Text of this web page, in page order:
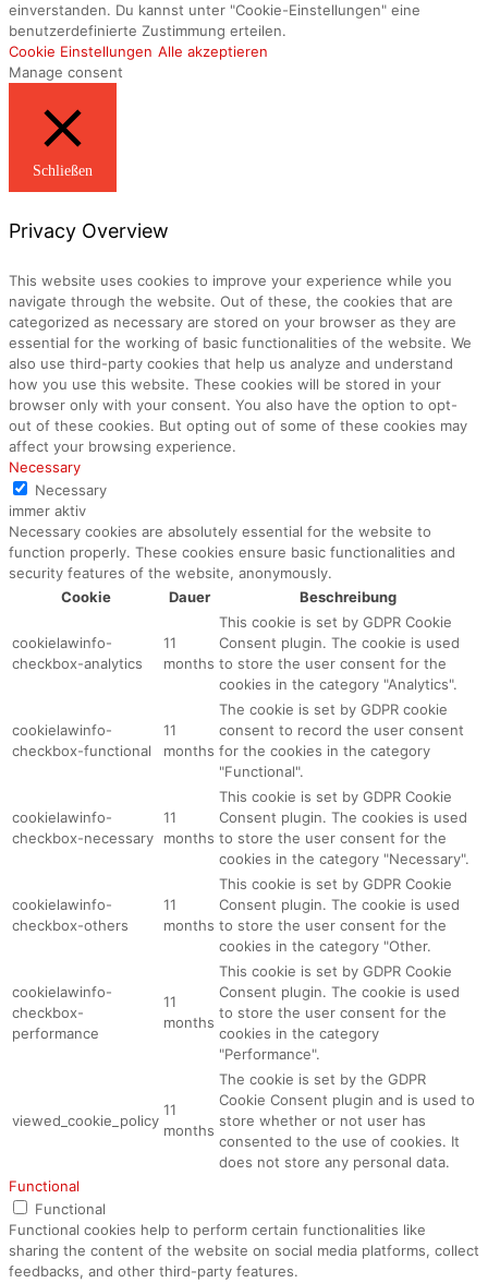
einverstanden. Du kannst unter "Cookie-Einstellungen" eine
benutzerdefinierte Zustimmung erteilen.
Cookie Einstellungen Alle akzeptieren
Manage consent
Schließen
Privacy Overview
This website uses cookies to improve your experience while you
navigate through the website. Out of these, the cookies that are
categorized as necessary are stored on your browser as they are
essential for the working of basic functionalities of the website. We
also use third-party cookies that help us analyze and understand
how you use this website. These cookies will be stored in your
browser only with your consent. You also have the option to opt-
out of these cookies. But opting out of some of these cookies may
affect your browsing experience.
Necessary
Necessary
immer aktiv
Necessary cookies are absolutely essential for the website to
function properly. These cookies ensure basic functionalities and
security features of the website, anonymously.
Cookie
Dauer Beschreibung
cookielawinfo-
checkbox-analytics
11
months
This cookie is set by GDPR Cookie
Consent plugin. The cookie is used
to store the user consent for the
cookies in the category "Analytics".
cookielawinfo-
checkbox-functional
11
months
The cookie is set by GDPR cookie
consent to record the user consent
for the cookies in the category
"Functional".
cookielawinfo-
checkbox-necessary
11
months
This cookie is set by GDPR Cookie
Consent plugin. The cookies is used
to store the user consent for the
cookies in the category "Necessary".
cookielawinfo-
checkbox-others
11
months
This cookie is set by GDPR Cookie
Consent plugin. The cookie is used
to store the user consent for the
cookies in the category "Other.
cookielawinfo-
checkbox-
performance
11
months
This cookie is set by GDPR Cookie
Consent plugin. The cookie is used
to store the user consent for the
cookies in the category
"Performance".
viewed_cookie_policy
11
months
The cookie is set by the GDPR
Cookie Consent plugin and is used to
store whether or not user has
consented to the use of cookies. It
does not store any personal data.
Functional
Functional
Functional cookies help to perform certain functionalities like
sharing the content of the website on social media platforms, collect
feedbacks, and other third-party features.